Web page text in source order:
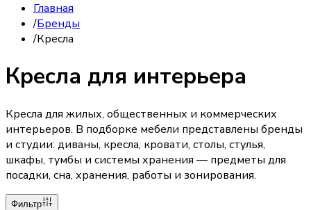
Главная
/Бренды
/Кресла
Кресла для интерьера
Кресла для жилых, общественных и коммерческих
интерьеров. В подборке мебели представлены бренды
и студии: диваны, кресла, кровати, столы, стулья,
шкафы, тумбы и системы хранения — предметы для
посадки, сна, хранения, работы и зонирования.
Фильтр